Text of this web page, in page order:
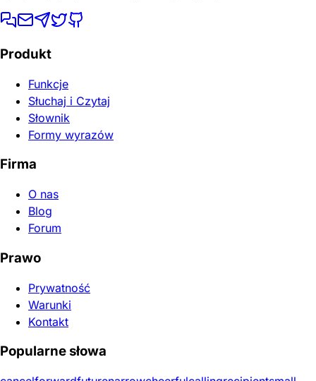
Produkt
Funkcje
Słuchaj i Czytaj
Słownik
Formy wyrazów
Firma
O nas
Blog
Forum
Prawo
Prywatność
Warunki
Kontakt
Popularne słowa